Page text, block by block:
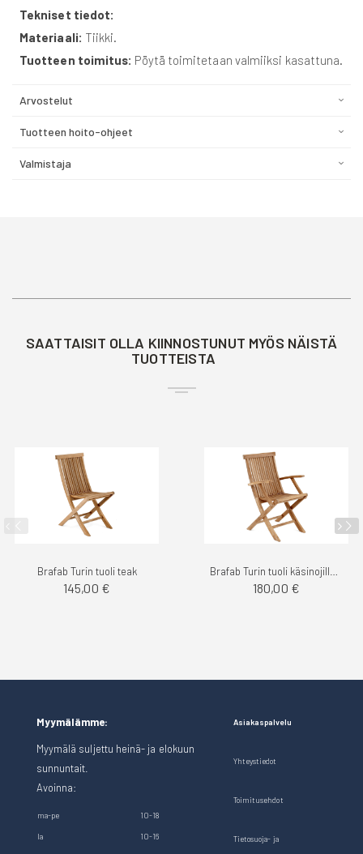
Tekniset tiedot:
Materiaali: Tiikki.
Tuotteen toimitus: Pöytä toimitetaan valmiiksi kasattuna.
Arvostelut
Tuotteen hoito-ohjeet
Valmistaja
SAATTAISIT OLLA KIINNOSTUNUT MYÖS NÄISTÄ
TUOTTEISTA
Brafab Turin tuoli teak
145,00 € 180,00 €
Myymälämme:
Myymälä suljettu heinä- ja elokuun
sunnuntait.
Avoinna:
ma-pe 10-18
la 10-16
Asiakaspalvelu
Yhteystiedot
Toimitusehdot
Tietosuoja- ja